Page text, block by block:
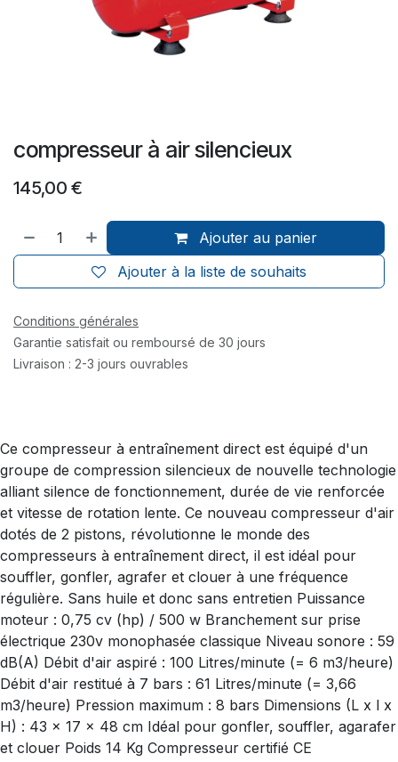
compresseur à air silencieux
145,00 €
Ajouter au panier
Ajouter à la liste de souhaits
Conditions générales
Garantie satisfait ou remboursé de 30 jours
Livraison : 2-3 jours ouvrables
Ce compresseur à entraînement direct est équipé d'un
groupe de compression silencieux de nouvelle technologie
alliant silence de fonctionnement, durée de vie renforcée
et vitesse de rotation lente. Ce nouveau compresseur d'air
dotés de 2 pistons, révolutionne le monde des
compresseurs à entraînement direct, il est idéal pour
souffler, gonfler, agrafer et clouer à une fréquence
régulière. Sans huile et donc sans entretien Puissance
moteur : 0,75 cv (hp) / 500 w Branchement sur prise
électrique 230v monophasée classique Niveau sonore : 59
dB(A) Débit d'air aspiré : 100 Litres/minute (= 6 m3/heure)
Débit d'air restitué à 7 bars : 61 Litres/minute (= 3,66
m3/heure) Pression maximum : 8 bars Dimensions (L x l x
H) : 43 x 17 x 48 cm Idéal pour gonfler, souffler, agarafer
et clouer Poids 14 Kg Compresseur certifié CE